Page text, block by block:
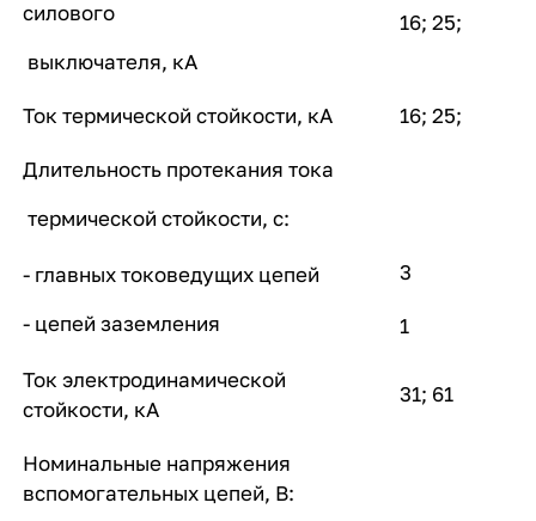
силового
выключателя, кА
16; 25;
Ток термической стойкости, кА 16; 25;
Длительность протекания тока
термической стойкости, с:
- главных токоведущих цепей
- цепей заземления
3
1
Ток электродинамической
стойкости, кА
31; 61
Номинальные напряжения
вспомогательных цепей, В: